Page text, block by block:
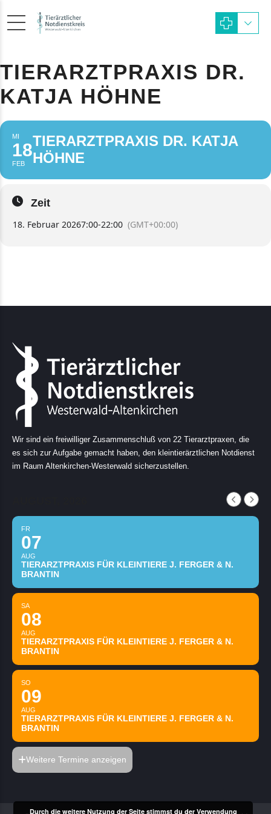
TIERARZTPRAXIS DR.
KATJA HÖHNE
MI
18
FEB
TIERARZTPRAXIS DR. KATJA
HÖHNE
Zeit
18. Februar 20267:00-22:00 (GMT+00:00)
Wir sind ein freiwilliger Zusammenschluß von 22 Tierarztpraxen, die
es sich zur Aufgabe gemacht haben, den kleintierärztlichen Notdienst
im Raum Altenkirchen-Westerwald sicherzustellen.
FR
07
AUG
TIERARZTPRAXIS FÜR KLEINTIERE J. FERGER & N.
BRANTIN
SA
08
AUG
TIERARZTPRAXIS FÜR KLEINTIERE J. FERGER & N.
BRANTIN
SO
09
AUG
TIERARZTPRAXIS FÜR KLEINTIERE J. FERGER & N.
BRANTIN
Weitere Termine anzeigen
Durch die weitere Nutzung der Seite stimmst du der Verwendung